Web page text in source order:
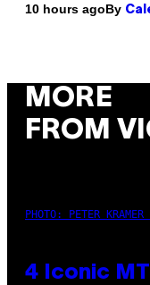
10 hours agoBy
MORE
FROM
PHOTO: PETER
4 Iconic